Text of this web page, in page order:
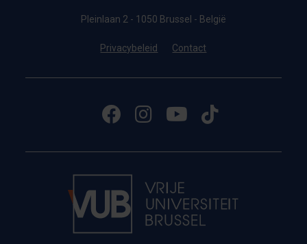
Pleinlaan 2 - 1050 Brussel - België
Privacybeleid Contact